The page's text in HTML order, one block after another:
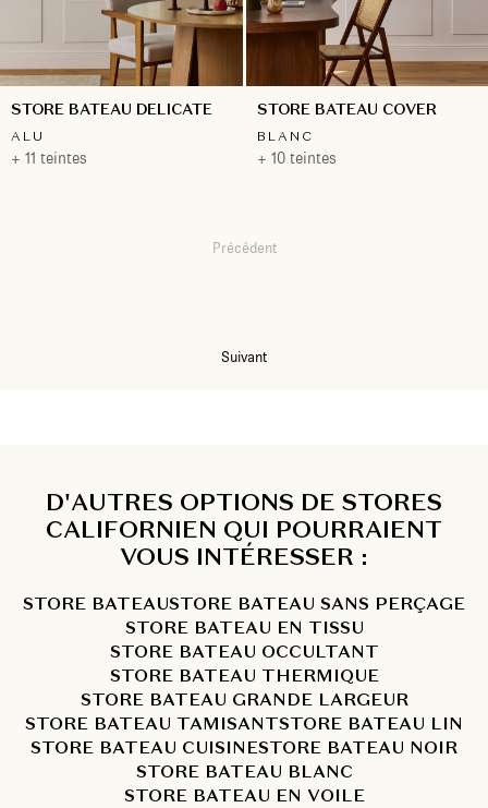
STORE BATEAU DELICATE
ALU
+ 11 teintes
STORE BATEAU COVER
BLANC
+ 10 teintes
Précédent
Suivant
D'AUTRES OPTIONS DE STORES
CALIFORNIEN QUI POURRAIENT
VOUS INTÉRESSER :
STORE BATEAUSTORE BATEAU SANS PERÇAGE
STORE BATEAU EN TISSU
STORE BATEAU OCCULTANT
STORE BATEAU THERMIQUE
STORE BATEAU GRANDE LARGEUR
STORE BATEAU TAMISANTSTORE BATEAU LIN
STORE BATEAU CUISINESTORE BATEAU NOIR
STORE BATEAU BLANC
STORE BATEAU EN VOILE